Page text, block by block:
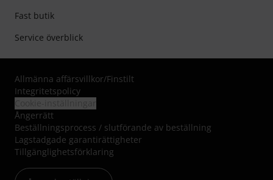
Fast butik
Service överblick
Allmänna affärsvillkor/Finstilt
Integritetspolicy
Ångerrätt
Beställningsprocess / slutförande av beställning
Lagstadgade garantirättigheter
Tillgänglighetsförklaring